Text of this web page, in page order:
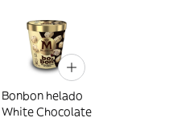
Bonbon helado
White Chocolate